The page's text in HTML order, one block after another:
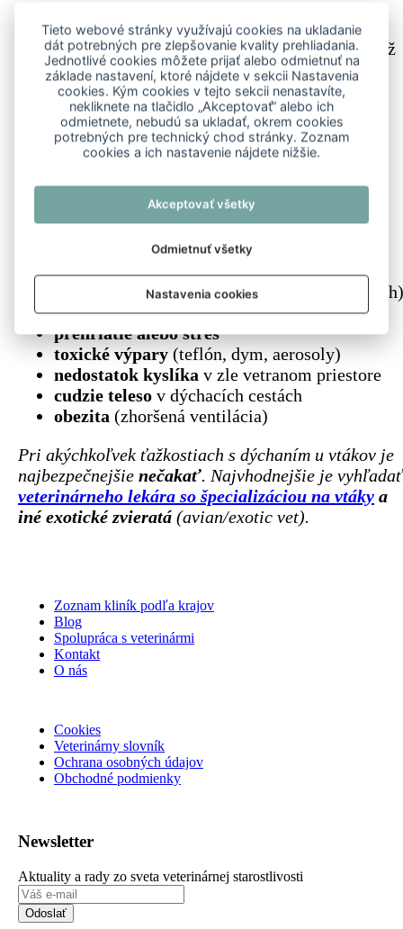
Vtáky veľmi často maskujú zdravotné problémy,
takže keď sa dýchavičnosť prejaví navonok, stav už
býva pokročilý. Preto je pri akýchkoľvek
ťažkostiach s dýchaním potrebnéokamžité
veterinárne vyšetrenie, ideálne u lekára so
skúsenosťami s vtákmi.
respiračné infekcie(baktérie, vírusy, plesne)
aspergilóza(závažné plesňové ochorenie
dýchacích ciest vtákov)
parazity dýchacích ciest
upchatie nosových dutín(zápal, sekrét, opuch)
srdcové ochorenia
prehriatie alebo stres
toxické výpary (teflón, dym, aerosoly)
nedostatok kyslíka v zle vetranom priestore
cudzie teleso v dýchacích cestách
obezita (zhoršená ventilácia)
Pri akýchkoľvek ťažkostiach s dýchaním u vtákov je
najbezpečnejšie nečakať. Najvhodnejšie je vyhľadať
veterinárneho lekára so špecializáciou na vtáky a
iné exotické zvieratá (avian/exotic vet).
Zoznam kliník podľa krajov
Blog
Spolupráca s veterinármi
Kontakt
O nás
Cookies
Veterinárny slovník
Ochrana osobných údajov
Obchodné podmienky
Newsletter
Aktuality a rady zo sveta veterinárnej starostlivosti
Tieto webové stránky využívajú cookies na ukladanie
dát potrebných pre zlepšovanie kvality prehliadania.
Jednotlivé cookies môžete prijať alebo odmietnuť na
základe nastavení, ktoré nájdete v sekcii Nastavenia
cookies. Kým cookies v tejto sekcii nenastavíte,
nekliknete na tlačidlo „Akceptovať“ alebo ich
odmietnete, nebudú sa ukladať, okrem cookies
potrebných pre technický chod stránky. Zoznam
cookies a ich nastavenie nájdete nižšie.
Akceptovať všetky
Odmietnuť všetky
Nastavenia cookies